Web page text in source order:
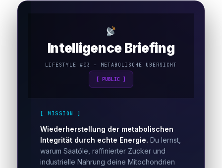
Intelligence Briefing
LIFESTYLE #03 – METABOLISCHE ÜBERSICHT
[ PUBLIC ]
[ MISSION ]
Wiederherstellung der metabolischen
Integrität durch echte Energie. Du lernst,
warum Saatöle, raffinierter Zucker und
industrielle Nahrung deine Mitochondrien